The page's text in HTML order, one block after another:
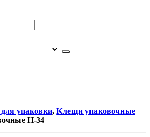
упаковки,Клещи упаковочные
H-34